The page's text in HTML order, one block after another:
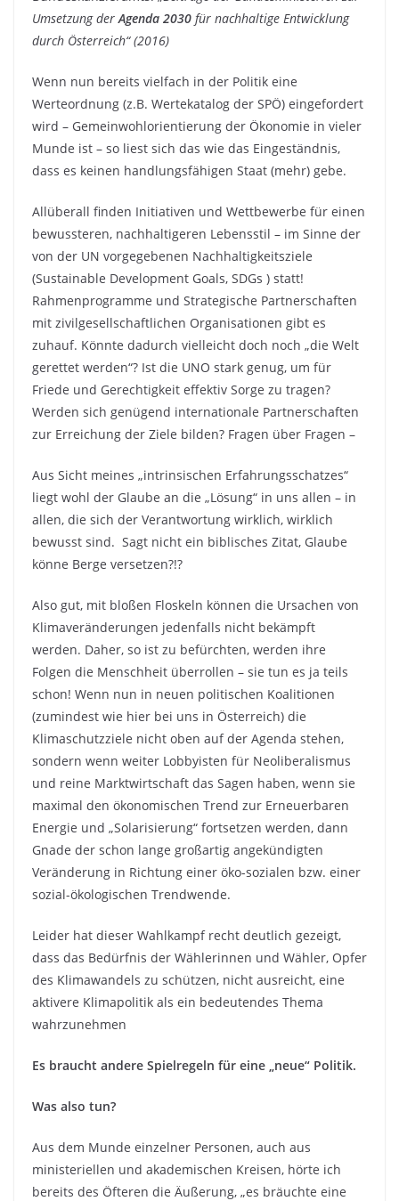
Umsetzung derAgenda 2030 für nachhaltige Entwicklung
durch Österreich“ (2016)
Wenn nun bereits vielfach in der Politik eine
Werteordnung (z.B. Wertekatalog der SPÖ) eingefordert
wird – Gemeinwohlorientierung der Ökonomie in vieler
Munde ist – so liest sich das wie das Eingeständnis,
dass es keinen handlungsfähigen Staat (mehr) gebe.
Allüberall finden Initiativen und Wettbewerbe für einen
bewussteren, nachhaltigeren Lebensstil – im Sinne der
von der UN vorgegebenen Nachhaltigkeitsziele
(Sustainable Development Goals, SDGs ) statt!
Rahmenprogramme und Strategische Partnerschaften
mit zivilgesellschaftlichen Organisationen gibt es
zuhauf. Könnte dadurch vielleicht doch noch „die Welt
gerettet werden“? Ist die UNO stark genug, um für
Friede und Gerechtigkeit effektiv Sorge zu tragen?
Werden sich genügend internationale Partnerschaften
zur Erreichung der Ziele bilden? Fragen über Fragen –
Aus Sicht meines „intrinsischen Erfahrungsschatzes“
liegt wohl der Glaube an die „Lösung“ in uns allen – in
allen, die sich der Verantwortung wirklich, wirklich
bewusst sind. Sagt nicht ein biblisches Zitat, Glaube
könne Berge versetzen?!?
Also gut, mit bloßen Floskeln können die Ursachen von
Klimaveränderungen jedenfalls nicht bekämpft
werden. Daher, so ist zu befürchten, werden ihre
Folgen die Menschheit überrollen – sie tun es ja teils
schon! Wenn nun in neuen politischen Koalitionen
(zumindest wie hier bei uns in Österreich) die
Klimaschutzziele nicht oben auf der Agenda stehen,
sondern wenn weiter Lobbyisten für Neoliberalismus
und reine Marktwirtschaft das Sagen haben, wenn sie
maximal den ökonomischen Trend zur Erneuerbaren
Energie und „Solarisierung“ fortsetzen werden, dann
Gnade der schon lange großartig angekündigten
Veränderung in Richtung einer öko-sozialen bzw. einer
sozial-ökologischen Trendwende.
Leider hat dieser Wahlkampf recht deutlich gezeigt,
dass das Bedürfnis der Wählerinnen und Wähler, Opfer
des Klimawandels zu schützen, nicht ausreicht, eine
aktivere Klimapolitik als ein bedeutendes Thema
wahrzunehmen
Es braucht andere Spielregeln für eine „neue“ Politik.
Was also tun?
Aus dem Munde einzelner Personen, auch aus
ministeriellen und akademischen Kreisen, hörte ich
bereits des Öfteren die Äußerung, „es bräuchte eine